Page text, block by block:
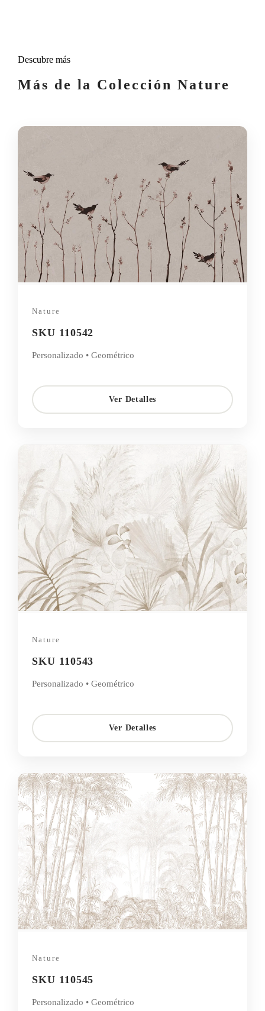
Descubre más
Más de la Colección Nature
Nature
SKU 110542
Personalizado • Geométrico
Ver Detalles
Nature
SKU 110543
Personalizado • Geométrico
Ver Detalles
Nature
SKU 110545
Personalizado • Geométrico